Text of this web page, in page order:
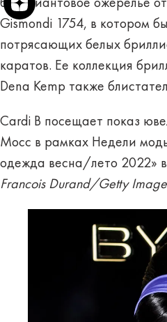
бриллиантовое ожерелье
Gismondi 1754, в котором
потрясающих белых
каратов. Ее коллекция
Dena Kemp также
Cardi B посещает показ
Мосс в рамках Недели
одежда весна/лето 2022» в
Francois Durand/Getty